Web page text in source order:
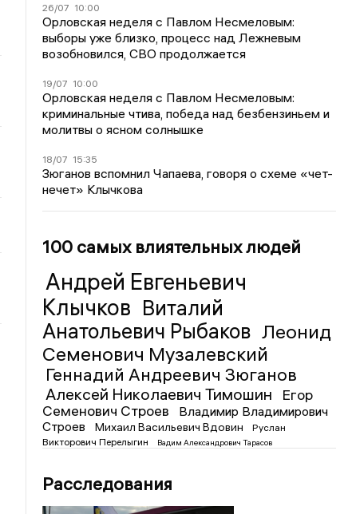
26/07 10:00
Орловская неделя с Павлом Несмеловым:
выборы уже близко, процесс над Лежневым
возобновился, СВО продолжается
19/07 10:00
Орловская неделя с Павлом Несмеловым:
криминальные чтива, победа над безбензиньем и
молитвы о ясном солнышке
18/07 15:35
Зюганов вспомнил Чапаева, говоря о схеме «чет-
нечет» Клычкова
100 самых влиятельных людей
Андрей Евгеньевич
Клычков Виталий
Анатольевич Рыбаков Леонид
Семенович Музалевский
Геннадий Андреевич Зюганов
Алексей Николаевич Тимошин
Егор
Семенович Строев
Владимир Владимирович
Строев
Михаил Васильевич Вдовин
Руслан
Викторович Перелыгин
Вадим Александрович Тарасов
Расследования